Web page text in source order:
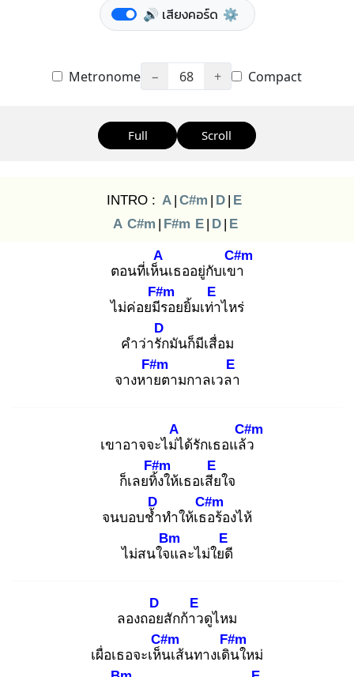
🔊 เสียงคอร์ด ⚙️
Metronome − 68 + Compact
Full Scroll
INTRO : A | C#m | D | E
A C#m | F#m E | D | E
ตอนที่เห็น
A
เธออยู่กับเขา
C#m
ไม่ค่อยมีร
F#m
อยยิ้มเท่า
E
ไหร่
คำว่ารัก
D
มันก็มีเสื่อม
จางหาย
F#m
ตามกาลเวลา
E
เขาอาจจะไม่ไ
A
ด้รักเธอแล้ว
C#m
ก็เลยทิ้ง
F#m
ให้เธอเสีย
E
ใจ
จนบอบช้ำ
D
ทำให้เธอ
C#m
ร้องไห้
ไม่สนใจแ
Bm
ละไม่ใยดี
E
ลองถอย
D
สักก้าว
E
ดูไหม
เผื่อเธอจะเห็น
C#m
เส้นทางเดิน
F#m
ใหม่